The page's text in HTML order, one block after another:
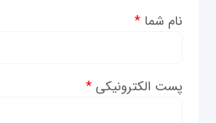
نام شما*
پست الکترونیکی*